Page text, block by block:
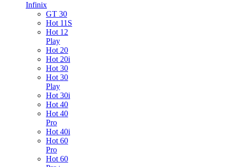
Infinix
GT 30
Hot 11S
Hot 12
Play
Hot 20
Hot 20i
Hot 30
Hot 30
Play
Hot 30i
Hot 40
Hot 40
Pro
Hot 40i
Hot 60
Pro
Hot 60